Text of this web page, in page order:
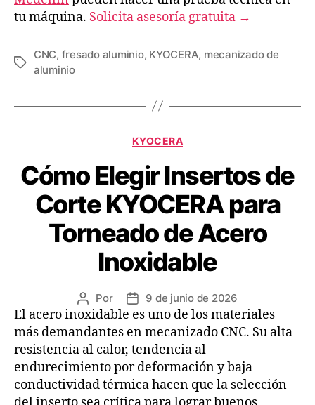
tu máquina. Solicita asesoría gratuita →
CNC, fresado aluminio, KYOCERA, mecanizado de
aluminio
KYOCERA
Cómo Elegir Insertos de
Corte KYOCERA para
Torneado de Acero
Inoxidable
Por 9 de junio de 2026
El acero inoxidable es uno de los materiales
más demandantes en mecanizado CNC. Su alta
resistencia al calor, tendencia al
endurecimiento por deformación y baja
conductividad térmica hacen que la selección